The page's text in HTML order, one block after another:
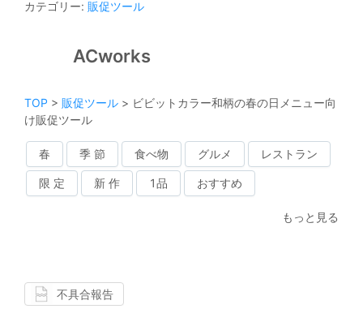
カテゴリー: 販促ツール
ACworks
TOP > 販促ツール > ビビットカラー和柄の春の日メニュー向
け販促ツール
春 季 節 食べ物 グルメ レストラン
限 定 新 作 1品 おすすめ
もっと見る
不具合報告